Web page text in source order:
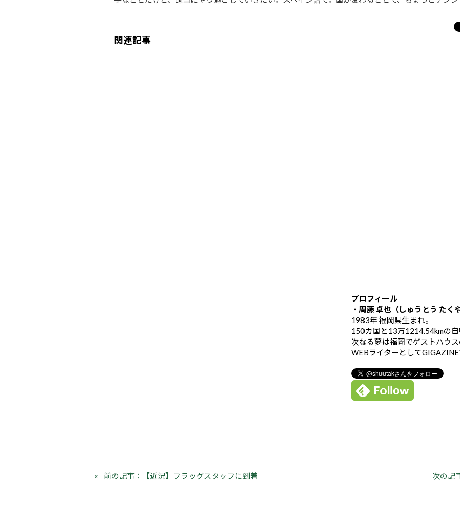
関連記事
プロフィール
・周藤 卓也（しゅうとう たくや
1983年 福岡県生まれ。
150カ国と13万1214.54kmの自
次なる夢は福岡でゲストハウス
WEBライターとして
前の記事：【近況】フラッグスタッフに到着 次の記